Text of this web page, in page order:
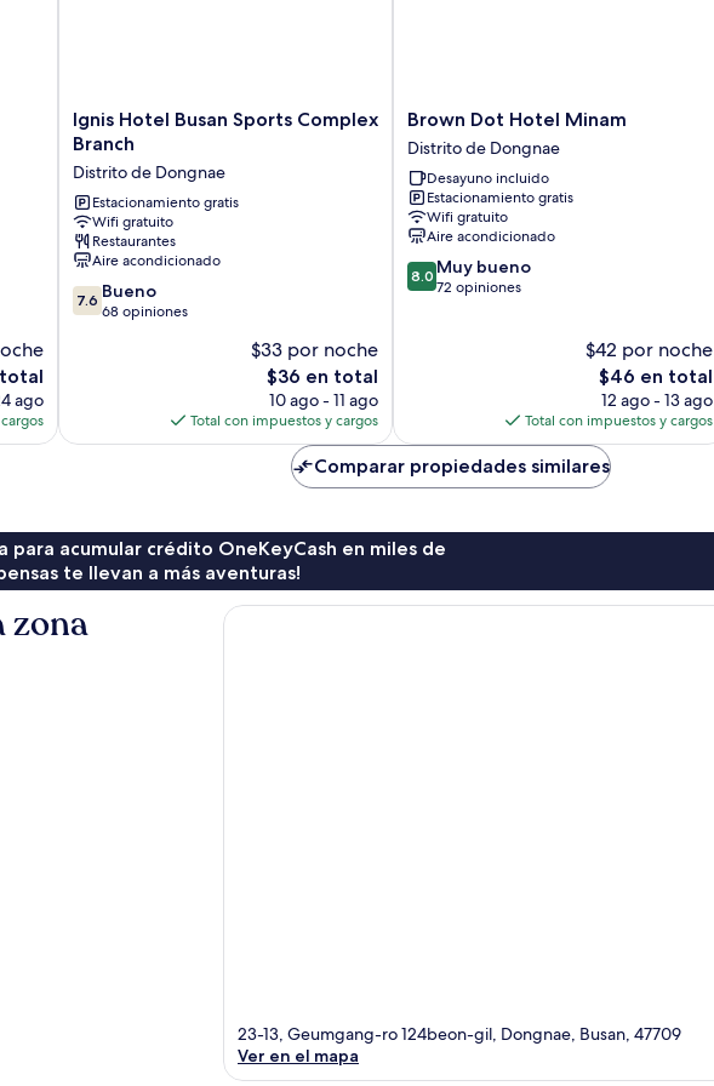
ago
Ignis
Hotel
Sports
Complex
Branch
Distrito
de
Dongnae
Ignis Hotel Busan Sports Complex
Branch
Distrito de Dongnae
Estacionamiento gratis
Wifi gratuito
Restaurantes
Aire acondicionado
7.6
de
7.6 Bueno
68 opiniones
$33 por noche
El
precio
actual
es
$36
$36 en total
10 ago - 11 ago
Total con impuestos y cargos
Brown
Dot
Hotel
Minam
Distrito
de
Dongnae
Brown Dot Hotel Minam
Distrito de Dongnae
Desayuno incluido
Estacionamiento gratis
Wifi gratuito
Aire acondicionado
8.0
de
8.0 Muy bueno
72 opiniones
$42 por noche
El
precio
actual
es
de
$46
$46 en total
12 ago - 13 ago
Total con impuestos y cargos
Comparar propiedades similares
para acumular crédito OneKeyCash en miles de
te llevan a más aventuras!
zona
23-13, Geumgang-ro 124beon-gil, Dongnae, Busan, 47709
Ver en el mapa